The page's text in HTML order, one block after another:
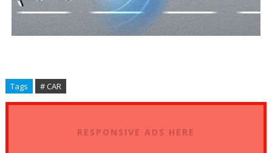
Tags # CAR
RESPONSIVE ADS HERE